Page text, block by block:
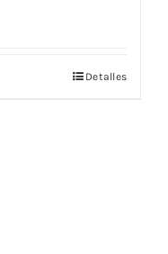
Detalles